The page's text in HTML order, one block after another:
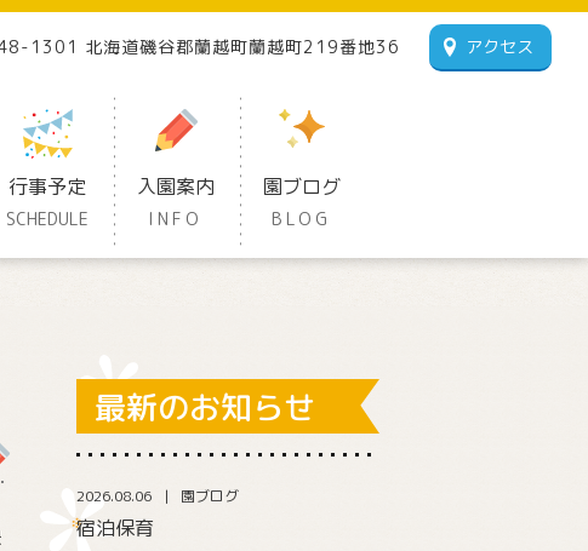
1301 北海道磯谷郡蘭越町蘭越町219番地36 アクセス
行事予定
SCHEDULE
入園案内
INFO
園ブログ
BLOG
最新のお知らせ
2026.08.06 園ブログ
宿泊保育